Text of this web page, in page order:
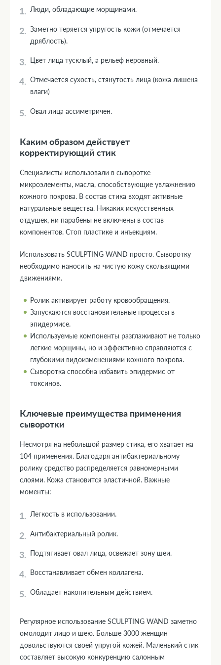
Люди, обладающие морщинами.
Заметно теряется упругость кожи (отмечается
дряблость).
Цвет лица тусклый, а рельеф неровный.
Отмечается сухость, стянутость лица (кожа лишена
влаги)
Овал лица ассиметричен.
Каким образом действует
корректирующий стик
Специалисты использовали в сыворотке
микроэлементы, масла, способствующие увлажнению
кожного покрова. В состав стика входят активные
натуральные вещества. Никаких искусственных
отдушек, ни парабены не включены в состав
компонентов. Стоп пластике и инъекциям.
Использовать SCULPTING WAND просто. Сыворотку
необходимо наносить на чистую кожу скользящими
движениями.
Ролик активирует работу кровообращения.
Запускаются восстановительные процессы в
эпидермисе.
Используемые компоненты разглаживают не только
легкие морщины, но и эффективно справляются с
глубокими видоизменениями кожного покрова.
Сыворотка способна избавить эпидермис от
токсинов.
Ключевые преимущества применения
сыворотки
Несмотря на небольшой размер стика, его хватает на
104 применения. Благодаря антибактериальному
ролику средство распределяется равномерными
слоями. Кожа становится эластичной. Важные
моменты:
Легкость в использовании.
Антибактериальный ролик.
Подтягивает овал лица, освежает зону шеи.
Восстанавливает обмен коллагена.
Обладает накопительным действием.
Регулярное использование SCULPTING WAND заметно
омолодит лицо и шею. Больше 3000 женщин
довольствуются своей упругой кожей. Маленький стик
составляет высокую конкуренцию салонным